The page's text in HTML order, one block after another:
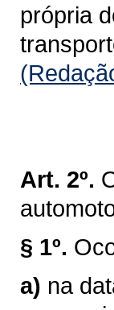
própria
Art. 2º.
§ 1º.
a) na